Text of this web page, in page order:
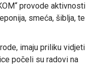
provode aktivnosti
smeća, šiblja, te
imaju priliku vidjeti
počeli su radovi na